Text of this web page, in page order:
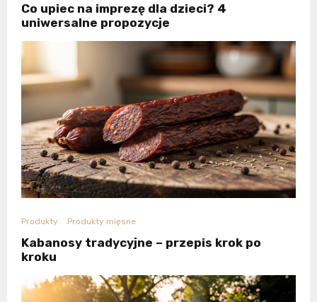
Co upiec na imprezę dla dzieci? 4
uniwersalne propozycje
Produkty Produkty mięsne
Kabanosy tradycyjne – przepis krok po
kroku